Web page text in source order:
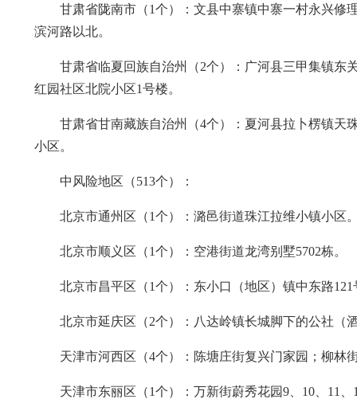
甘肃省陇南市（1个）：文县中寨镇中寨一村永兴修
滨河路以北。
甘肃省临夏回族自治州（2个）：广河县三甲集镇东
红园社区北院小区1号楼。
甘肃省甘南藏族自治州（4个）：夏河县拉卜楞镇天
小区。
中风险地区（513个）：
北京市通州区（1个）：潞邑街道珠江拉维小镇小区
北京市顺义区（1个）：空港街道龙湾别墅5702栋。
北京市昌平区（1个）：东小口（地区）镇中东路121
北京市延庆区（2个）：八达岭镇长城脚下的公社（
天津市河西区（4个）：陈塘庄街复兴门家园；柳林
天津市东丽区（1个）：万新街蔚秀花园9、10、11、